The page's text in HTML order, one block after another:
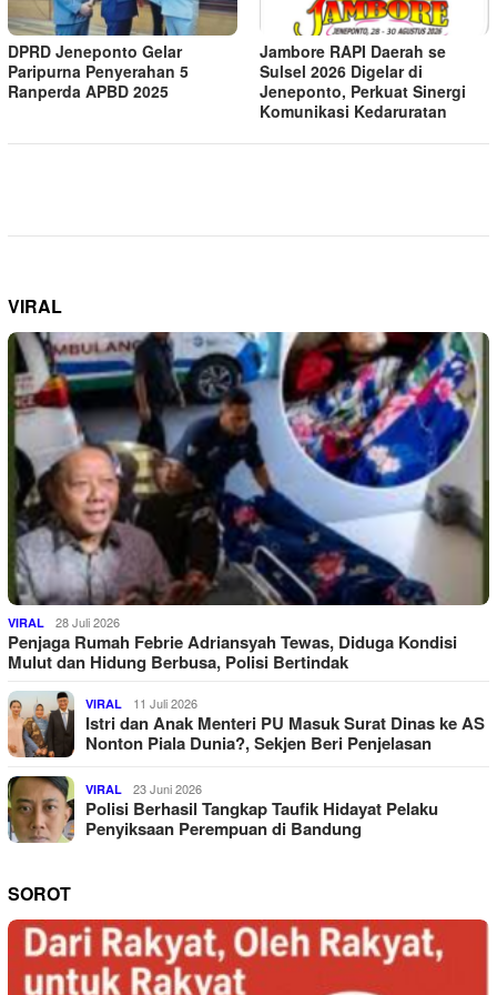
DPRD Jeneponto Gelar
Paripurna Penyerahan 5
Ranperda APBD 2025
Jambore RAPI Daerah se
Sulsel 2026 Digelar di
Jeneponto, Perkuat Sinergi
Komunikasi Kedaruratan
VIRAL
VIRAL 28 Juli 2026
Penjaga Rumah Febrie Adriansyah Tewas, Diduga Kondisi
Mulut dan Hidung Berbusa, Polisi Bertindak
VIRAL 11 Juli 2026
Istri dan Anak Menteri PU Masuk Surat Dinas ke AS
Nonton Piala Dunia?, Sekjen Beri Penjelasan
VIRAL 23 Juni 2026
Polisi Berhasil Tangkap Taufik Hidayat Pelaku
Penyiksaan Perempuan di Bandung
SOROT